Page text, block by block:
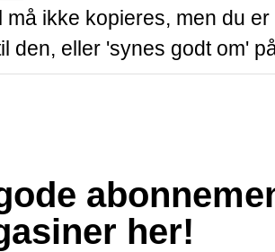
må ikke kopieres, men du
den, eller 'synes godt om'
her!